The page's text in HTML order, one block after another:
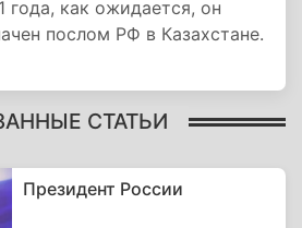
года, как ожидается, он
послом РФ в Казахстане.
СТАТЬИ
Президент России